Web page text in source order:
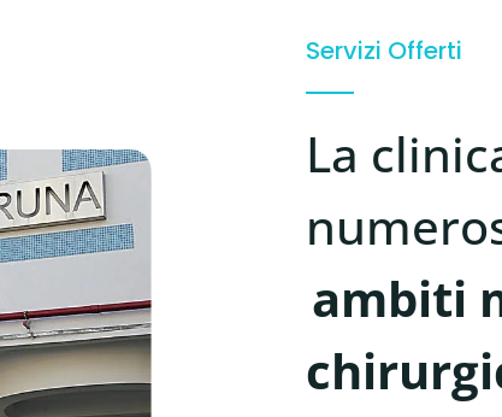
Servizi Offerti
La
ambiti